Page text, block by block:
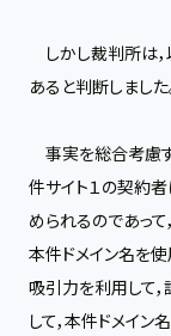
しかし裁判所は
あると判断しました
事実を総合考慮
件サイト１の契約
められるのであっ
本件ドメイン名を
吸引力を利用して
して，本件ドメイン